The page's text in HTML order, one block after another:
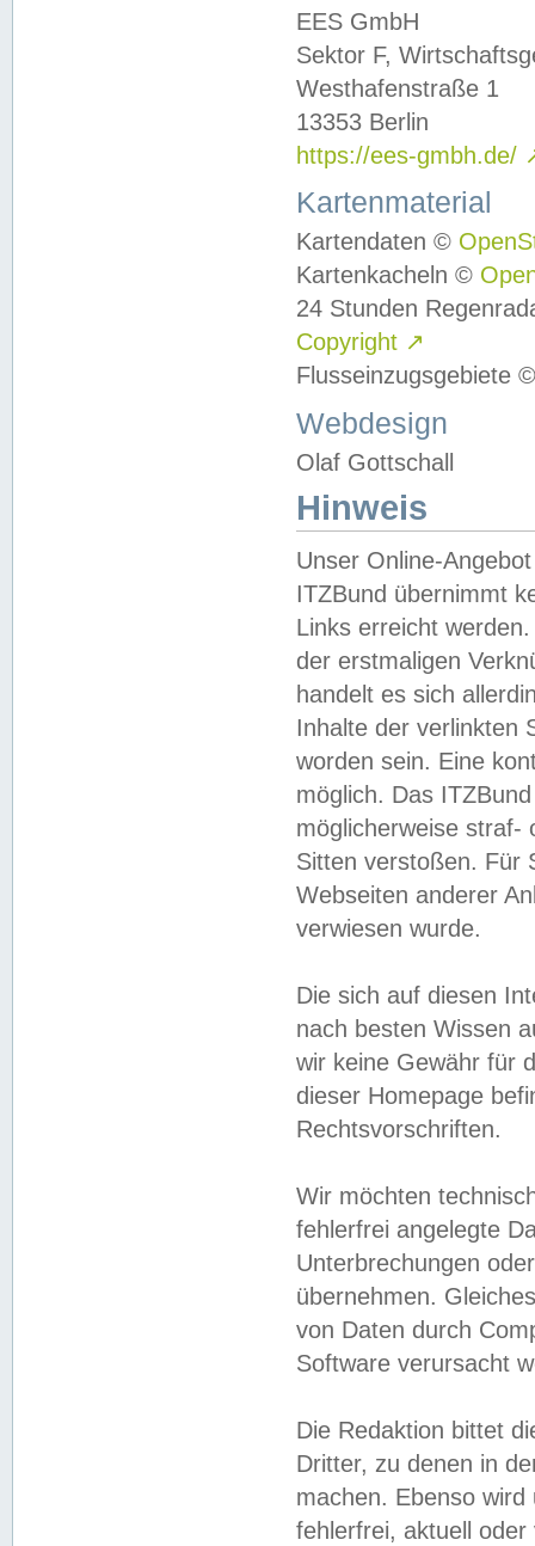
EES GmbH
Sektor F,
Westhafenstraße 1
13353 Berlin
https://ees-gmbh.de/
Kartenmaterial
Kartendaten ©
Kartenkacheln ©
24 Stunden
Copyright ↗
Flusseinzugsgebiete
Webdesign
Olaf Gottschall
Hinweis
Unser Online-
ITZBund übernimmt
Links erreicht
der erstmaligen
handelt es sich
Inhalte der verlinkten
worden sein. Eine
möglich. Das
möglicherweise straf-
Sitten verstoßen. Für
Webseiten anderer
verwiesen wurde.
Die sich auf diesen
nach besten Wissen
wir keine Gewähr für
dieser Homepage
Rechtsvorschriften.
Wir möchten
fehlerfrei angelegte
Unterbrechungen
übernehmen.
von Daten durch
Software verursacht
Die Redaktion bittet
Dritter, zu denen in
machen. Ebenso
fehlerfrei, aktuell oder